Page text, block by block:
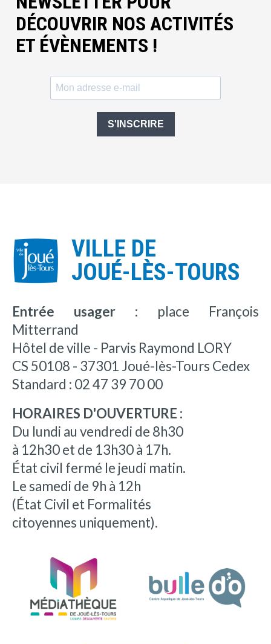
DÉCOUVRIR NOS ACTIVITÉS
ET ÉVÈNEMENTS !
S'INSCRIRE
VILLE DE
JOUÉ-LÈS-TOURS
Entrée usager : place François
Mitterrand
Hôtel de ville - Parvis Raymond LORY
CS 50108 - 37301 Joué-lès-Tours Cedex
Standard : 02 47 39 70 00
HORAIRES D'OUVERTURE :
Du lundi au vendredi de 8h30
à 12h30 et de 13h30 à 17h.
État civil fermé le jeudi matin.
Le samedi de 9h à 12h
(État Civil et Formalités
citoyennes uniquement).